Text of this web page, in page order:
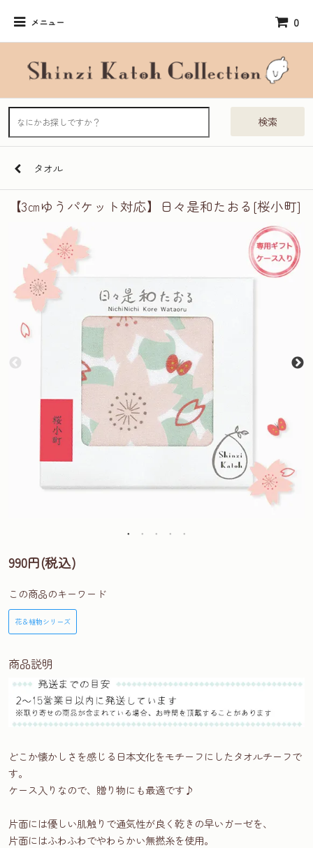
メニュー 0
検索
タオル
【3㎝ゆうパケット対応】日々是和たおる[桜小町]
990円(税込)
この商品のキーワード
花＆植物シリーズ
商品説明
どこか懐かしさを感じる日本文化をモチーフにしたタオルチーフで
す。
ケース入りなので、贈り物にも最適です♪
片面には優しい肌触りで通気性が良く乾きの早いガーゼを、
片面にはふわふわでやわらかい無撚糸を使用。